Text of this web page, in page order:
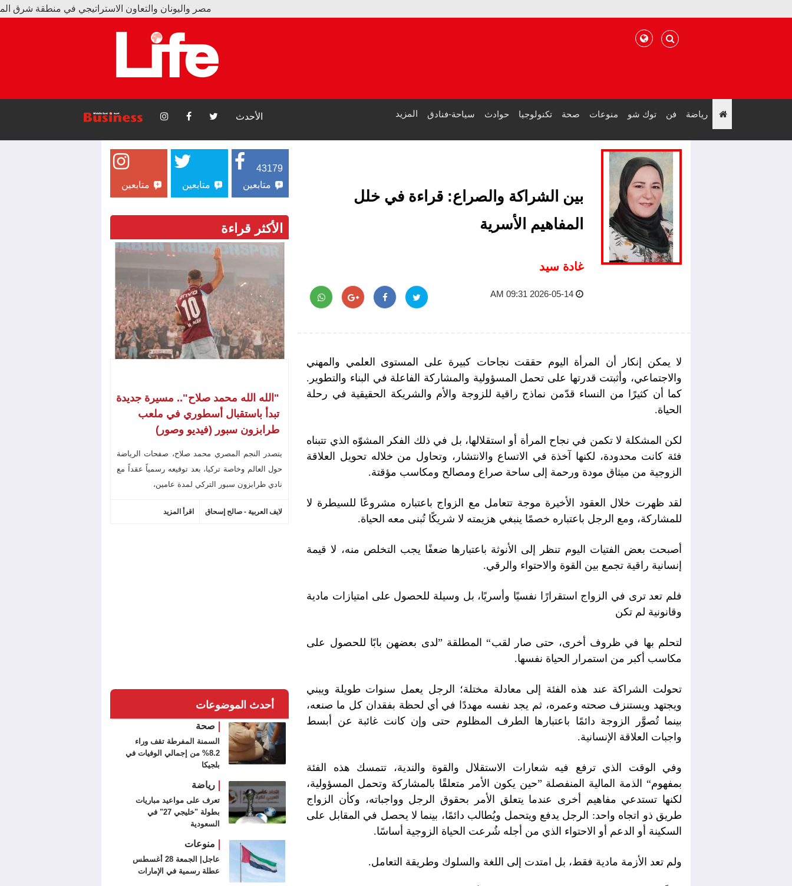
مصر واليونان والتعاون الاستراتيجي في منطقة شرق المتوسط
رياضة فن توك شو منوعات صحة تكنولوجيا حوادث سياحة-فنادق المزيد الأحدث
بين الشراكة والصراع: قراءة في خلل
المفاهيم الأسرية
غادة سيد
2026-05-14 09:31 AM
لا يمكن إنكار أن المرأة اليوم حققت نجاحات كبيرة على المستوى العلمي والمهني
والاجتماعي، وأثبتت قدرتها على تحمل المسؤولية والمشاركة الفاعلة في البناء والتطوير .
كما أن كثيرًا من النساء قدّمن نماذج راقية للزوجة والأم والشريكة الحقيقية في رحلة
الحياة.
لكن المشكلة لا تكمن في نجاح المرأة أو استقلالها، بل في ذلك الفكر المشوّه الذي تتبناه
فئة كانت محدودة، لكنها آخذة في الاتساع والانتشار، وتحاول من خلاله تحويل العلاقة
الزوجية من ميثاق مودة ورحمة إلى ساحة صراع ومصالح ومكاسب مؤقتة.
لقد ظهرت خلال العقود الأخيرة موجة تتعامل مع الزواج باعتباره مشروعًا للسيطرة لا
للمشاركة، ومع الرجل باعتباره خصمًا ينبغي هزيمته لا شريكًا تُبنى معه الحياة.
أصبحت بعض الفتيات اليوم تنظر إلى الأنوثة باعتبارها ضعفًا يجب التخلص منه، لا قيمة
إنسانية راقية تجمع بين القوة والاحتواء والرقي.
فلم تعد ترى في الزواج استقرارًا نفسيًا وأسريًا، بل وسيلة للحصول على امتيازات مادية
وقانونية لم تكن
لتحلم بها في ظروف أخرى، حتى صار لقب“ المطلقة ”لدى بعضهن بابًا للحصول على
مكاسب أكبر من استمرار الحياة نفسها.
تحولت الشراكة عند هذه الفئة إلى معادلة مختلة؛ الرجل يعمل سنوات طويلة ويبني
ويجتهد ويستنزف صحته وعمره، ثم يجد نفسه مهددًا في أي لحظة بفقدان كل ما صنعه،
بينما تُصوَّر الزوجة دائمًا باعتبارها الطرف المظلوم حتى وإن كانت غائبة عن أبسط
واجبات العلاقة الإنسانية.
وفي الوقت الذي ترفع فيه شعارات الاستقلال والقوة والندية، تتمسك هذه الفئة
بمفهوم“ الذمة المالية المنفصلة ”حين يكون الأمر متعلقًا بالمشاركة وتحمل المسؤولية،
لكنها تستدعي مفاهيم أخرى عندما يتعلق الأمر بحقوق الرجل وواجباته، وكأن الزواج
طريق ذو اتجاه واحد: الرجل يدفع ويتحمل ويُطالب دائمًا، بينما لا يحصل في المقابل على
السكينة أو الدعم أو الاحتواء الذي من أجله شُرعت الحياة الزوجية أساسًا.
ولم تعد الأزمة مادية فقط، بل امتدت إلى اللغة والسلوك وطريقة التعامل.
43179
متابعين
متابعين متابعين
الأكثر قراءة
"الله الله محمد صلاح".. مسيرة جديدة
تبدأ باستقبال أسطوري في ملعب
طرابزون سبور (فيديو وصور)
يتصدر النجم المصري محمد صلاح، صفحات الرياضة
حول العالم وخاصة تركيا، بعد توقيعه رسمياً عقداً مع
نادي طرابزون سبور التركي لمدة عامين،
لايف العربية - صالح إسحاق اقرأ المزيد
أحدث الموضوعات
صحة
السمنة المفرطة تقف وراء
8.2% من إجمالي الوفيات في
بلجيكا
رياضة
تعرف على مواعيد مباريات
بطولة "خليجي 27" في
السعودية
منوعات
عاجل| الجمعة 28 أغسطس
عطلة رسمية في الإمارات